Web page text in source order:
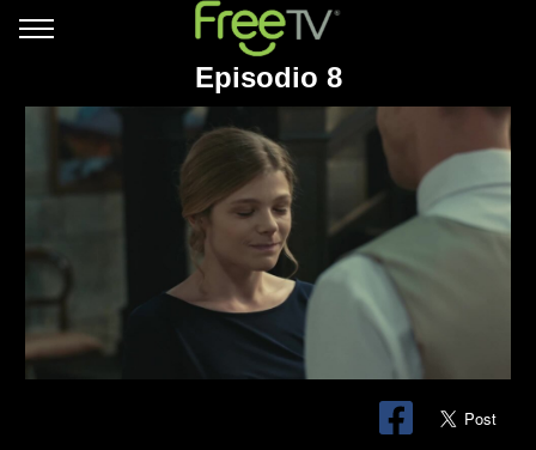
Episodio 8